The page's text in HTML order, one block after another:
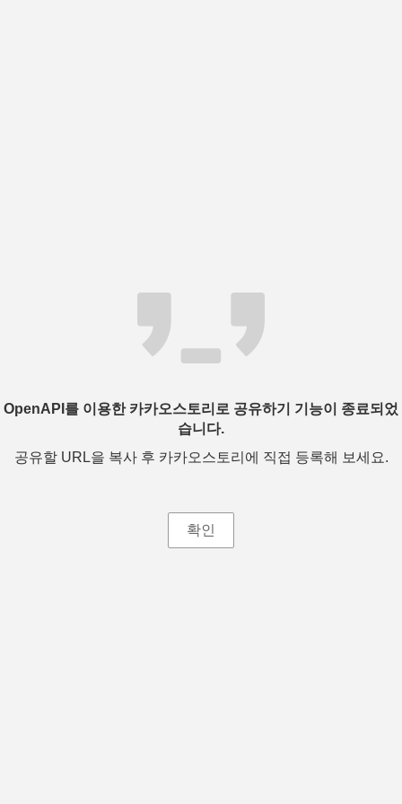
OpenAPI를 이용한 카카오스토리로 공유하기 기능이 종료되었
습니다.
공유할 URL을 복사 후 카카오스토리에 직접 등록해 보세요.
확인